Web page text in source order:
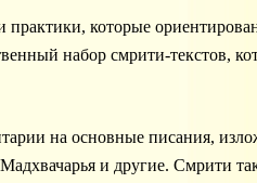
которые
набор смрити-текстов,
на основные писания,
и другие. Смрити